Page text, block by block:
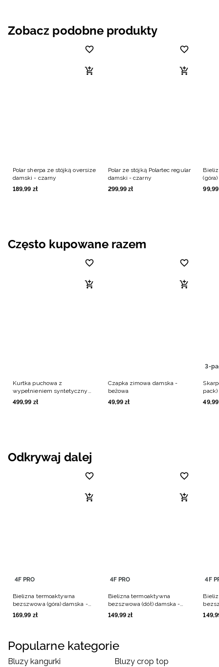
Zobacz podobne produkty
Polar sherpa ze stójką oversize
damski - czarny
189,99 zł
Polar ze stójką Polartec regular
damski - czarny
299,99 zł
99,99
Często kupowane razem
Kurtka puchowa z
wypełnieniem syntetycznym
damska - czerwona
499,99 zł
Czapka zimowa damska -
beżowa
49,99 zł
3-
pack)
49,99
Odkrywaj dalej
4F PRO
Bielizna termoaktywna
bezszwowa (góra) damska -
czarna
169,99 zł
4F PRO
Bielizna termoaktywna
bezszwowa (dół) damska -
czarna
149,99 zł
4F
149,
Popularne kategorie
Bluzy kangurki
Bluzy crop top